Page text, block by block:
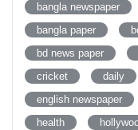
bangla newspaper
bangla paper
bd news paper
cricket
daily
english newspaper
health